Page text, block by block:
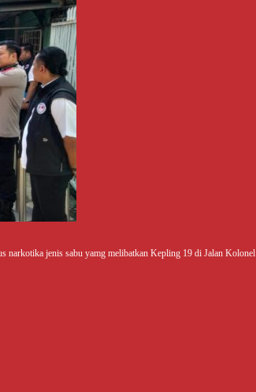
narkotika jenis sabu yamg melibatkan Kepling 19 di Jalan Kolonel